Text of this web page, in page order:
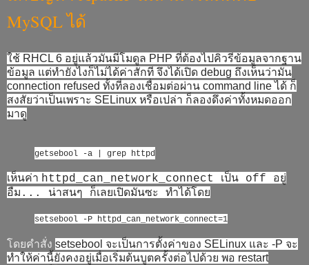
MySQL ได้
ใช้ RHCL 6 อยู่แล้วมันมีโมดูล PHP ที่ต้องไปคิวรีข้อมูลจากฐาน
ข้อมูล แต่ทำยังไงก็ไม่ได้ค่าสักที จึงได้เปิด debug ถึงเห็นว่ามัน
connection refused ทั้งที่ลองเชื่อมต่อผ่าน command line ได้ ก็
สงสัยว่าเป็นเพราะ SELinux หรือเปล่า ก็ลองดึงค่าทั้งหมดออก
มาดู
getsebool -a | grep httpd
เห็นค่า httpd_can_network_connect เป็น off อยู่
อืม... น่าสนๆ ก็เลยเปิดมันซะ ทำได้โดย
setsebool -P httpd_can_network_connect=1
โดยคำสั่ง setsebool จะเป็นการตั้งค่าของ SELinux และ -P จะ
ทำให้ค่านี้ยังคงอยู่เมื่อเริ่มต้นบูตครั้งต่อไปด้วย พอ restart